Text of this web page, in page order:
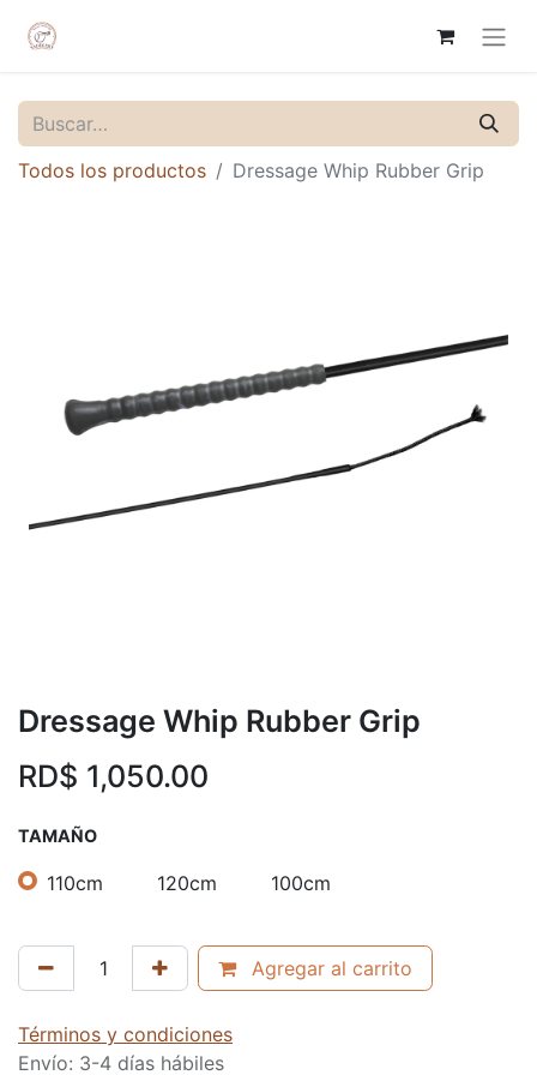
Todos los productos Dressage Whip Rubber Grip
Dressage Whip Rubber Grip
RD$ 1,050.00
TAMAÑO
110cm 120cm 100cm
Agregar al carrito
Términos y condiciones
Envío: 3-4 días hábiles